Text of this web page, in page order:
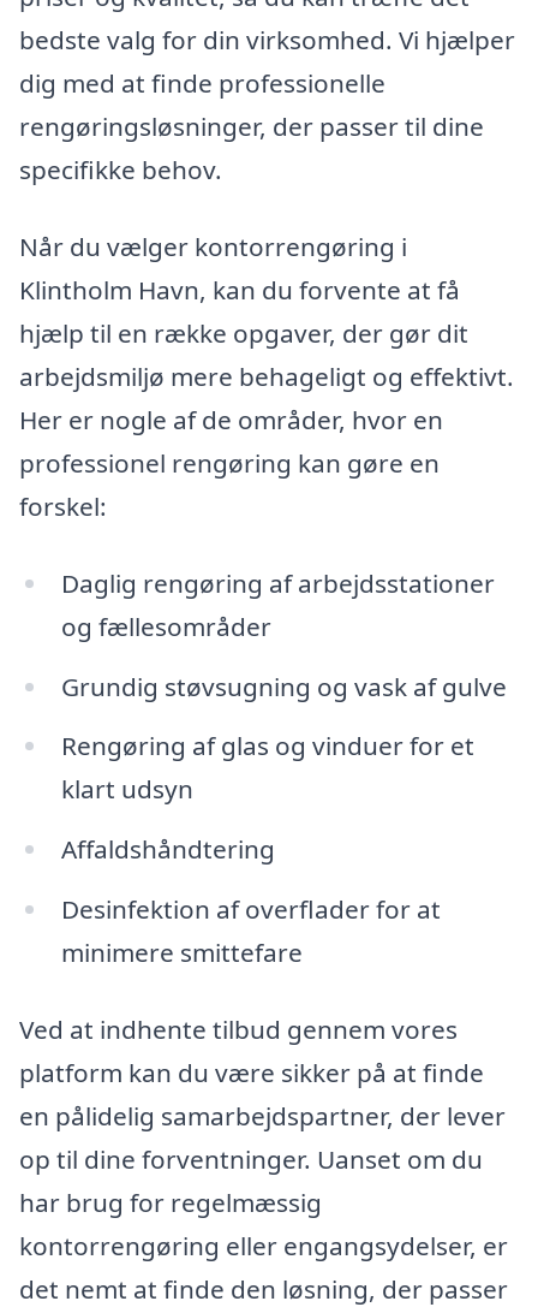
bedste valg for din virksomhed. Vi hjælper
dig med at finde professionelle
rengøringsløsninger, der passer til dine
specifikke behov.
Når du vælger kontorrengøring i
Klintholm Havn, kan du forvente at få
hjælp til en række opgaver, der gør dit
arbejdsmiljø mere behageligt og effektivt.
Her er nogle af de områder, hvor en
professionel rengøring kan gøre en
forskel:
Daglig rengøring af arbejdsstationer
og fællesområder
Grundig støvsugning og vask af gulve
Rengøring af glas og vinduer for et
klart udsyn
Affaldshåndtering
Desinfektion af overflader for at
minimere smittefare
Ved at indhente tilbud gennem vores
platform kan du være sikker på at finde
en pålidelig samarbejdspartner, der lever
op til dine forventninger. Uanset om du
har brug for regelmæssig
kontorrengøring eller engangsydelser, er
det nemt at finde den løsning, der passer